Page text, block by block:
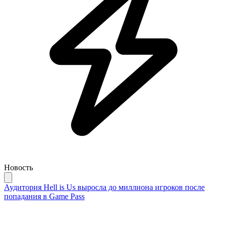
Новость
Аудитория Hell is Us выросла до миллиона игроков после
попадания в Game Pass